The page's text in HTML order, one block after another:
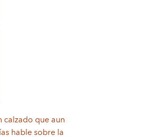
calzado que aun
hable sobre la